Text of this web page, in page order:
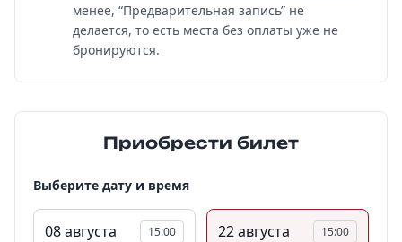
менее, “Предварительная запись” не
делается, то есть места без оплаты уже не
бронируются.
Приобрести билет
Выберите дату и время
08 августа
15:00
22 августа
15:00